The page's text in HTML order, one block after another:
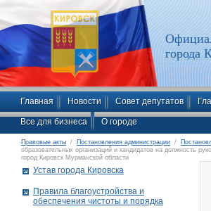
города
Главная Новости Совет депутатов
Все для бизнеса О городе
Правовые акты / Постановления администрации /
образовательных организаций и кандидатов на должность
город Кировск Мурманской области
Устав города Кировска
Правила благоустройства и
обеспечения чистоты и порядка